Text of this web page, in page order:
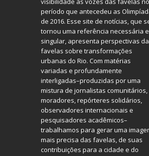
período que antecedeu as
de 2016. Esse site de notícias, que
tornou uma referência necessária e
singular, apresenta perspectivas
favelas sobre transformações
urbanas do Rio. Com matérias
variadas e profundamente
interligadas–produzidas por uma
mistura de jornalistas comunitários,
moradores, repórteres solidários,
observadores internacionais e
pesquisadores acadêmicos–
trabalhamos para gerar uma
mais precisa das favelas, de suas
contribuições para a cidade e do